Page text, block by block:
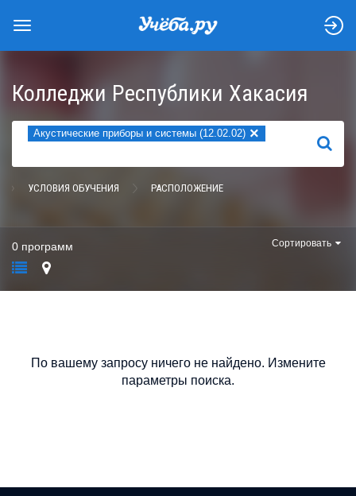
Колледжи Республики Хакасия
Акустические приборы и системы (12.02.02) ×
НАЙТИ
УСЛОВИЯ ОБУЧЕНИЯ РАСПОЛОЖЕНИЕ
0 программ Сортировать
По вашему запросу ничего не найдено. Измените
параметры поиска.